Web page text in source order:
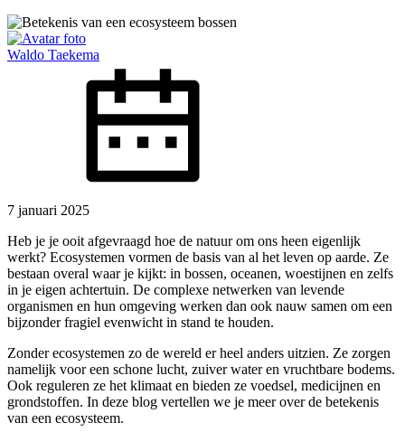
Waldo Taekema
7 januari 2025
Heb je je ooit afgevraagd hoe de natuur om ons heen eigenlijk
werkt? Ecosystemen vormen de basis van al het leven op aarde. Ze
bestaan overal waar je kijkt: in bossen, oceanen, woestijnen en zelfs
in je eigen achtertuin. De complexe netwerken van levende
organismen en hun omgeving werken dan ook nauw samen om een
bijzonder fragiel evenwicht in stand te houden.
Zonder ecosystemen zo de wereld er heel anders uitzien. Ze zorgen
namelijk voor een schone lucht, zuiver water en vruchtbare bodems.
Ook reguleren ze het klimaat en bieden ze voedsel, medicijnen en
grondstoffen. In deze blog vertellen we je meer over de betekenis
van een ecosysteem.